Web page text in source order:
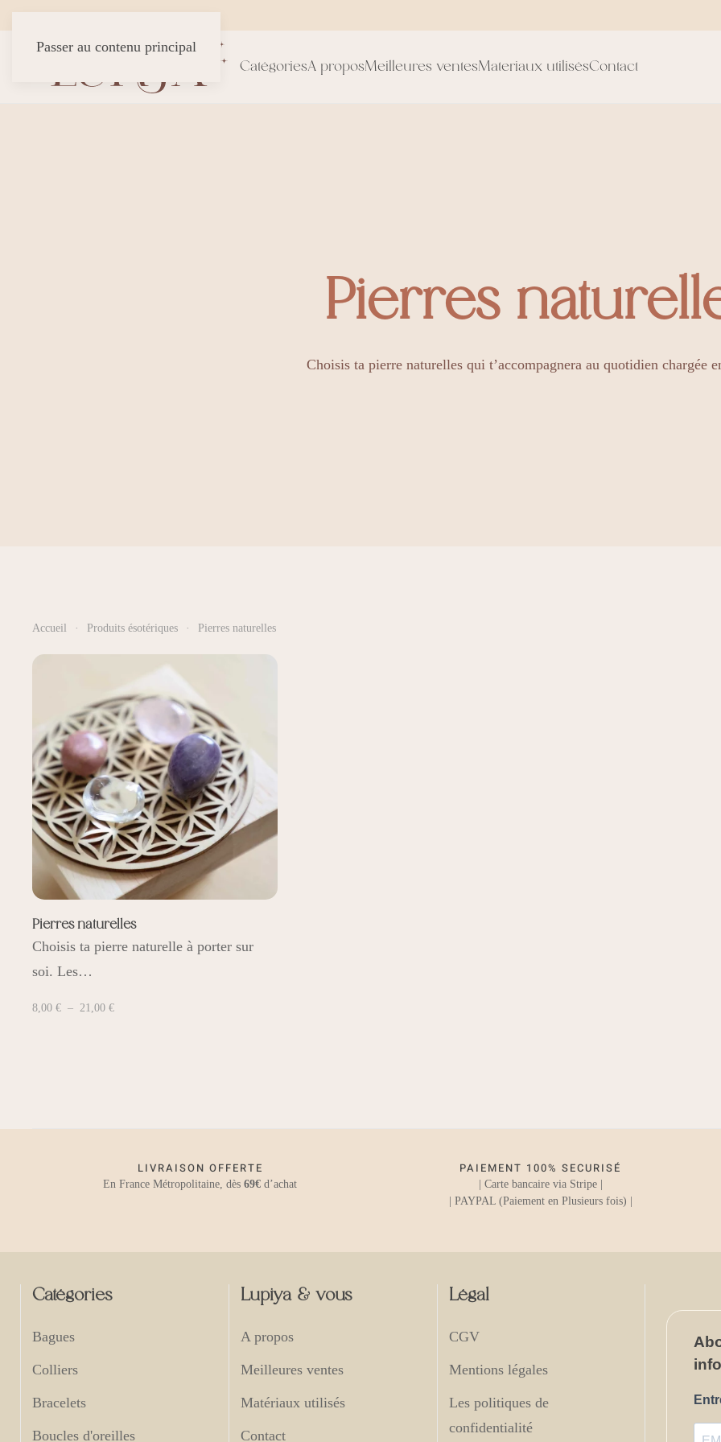
Passer au contenu principal
CatégoriesA proposMeilleures ventesMateriaux utilisésContact
Pierres
Choisis ta pierre naturelles qui t’accompagnera au quotidien chargée
Accueil Produits ésotériques Pierres naturelles
Pierres naturelles
Choisis ta pierre naturelle à porter sur
soi. Les…
8,00 € – 21,00 €Plage
LIVRAISON OFFERTE
En France Métropolitaine, dès69€ d’achat
PAIEMENT 100% SECURISÉ
| Carte bancaire via Stripe |
| PAYPAL (Paiement en Plusieurs fois) |
Catégories
Bagues
Colliers
Bracelets
Boucles d'oreilles
Lupiya & vous
A propos
Meilleures ventes
Matériaux utilisés
Contact
Légal
CGV
Mentions légales
Les politiques de
confidentialité